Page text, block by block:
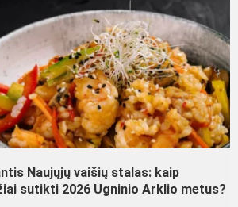
Naujųjų vaišių stalas: kaip
sutikti 2026 Ugninio Arklio metus?